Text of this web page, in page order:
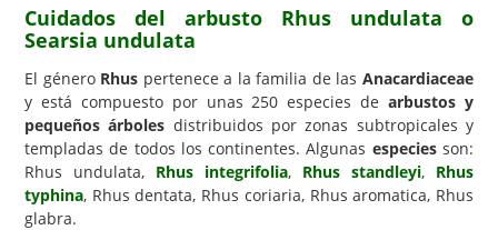
Hemisferio Norte
Hemisferio Sur
Enfermedades
Animales
Hongos
Carencias
Cuidados del arbusto Rhus undulata o
Searsia undulata
El género Rhus pertenece a la familia de lasAnacardiaceae
y está compuesto por unas 250 especies dearbustos y
pequeños árboles distribuidos por zonas subtropicales y
templadas de todos los continentes. Algunas especiesson:
Rhus undulata, Rhus integrifolia, Rhus standleyi, Rhus
typhina, Rhus dentata, Rhus coriaria, Rhus aromatica, Rhus
glabra.